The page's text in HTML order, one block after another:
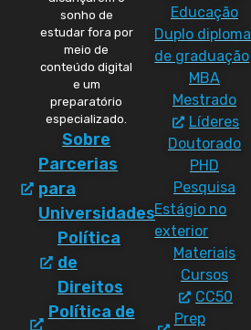
sonho de
estudar fora por
meio de
conteúdo digital
e um
preparatório
especializado.
Sobre
Parcerias
para
Universidades
Política
de
Direitos
Política de
Educação
Duplo diploma
de graduação
MBA
Mestrado
Líderes
Doutorado
PHD
Pesquisa
Estágio no
exterior
Materiais
Cursos
CC50
Prep